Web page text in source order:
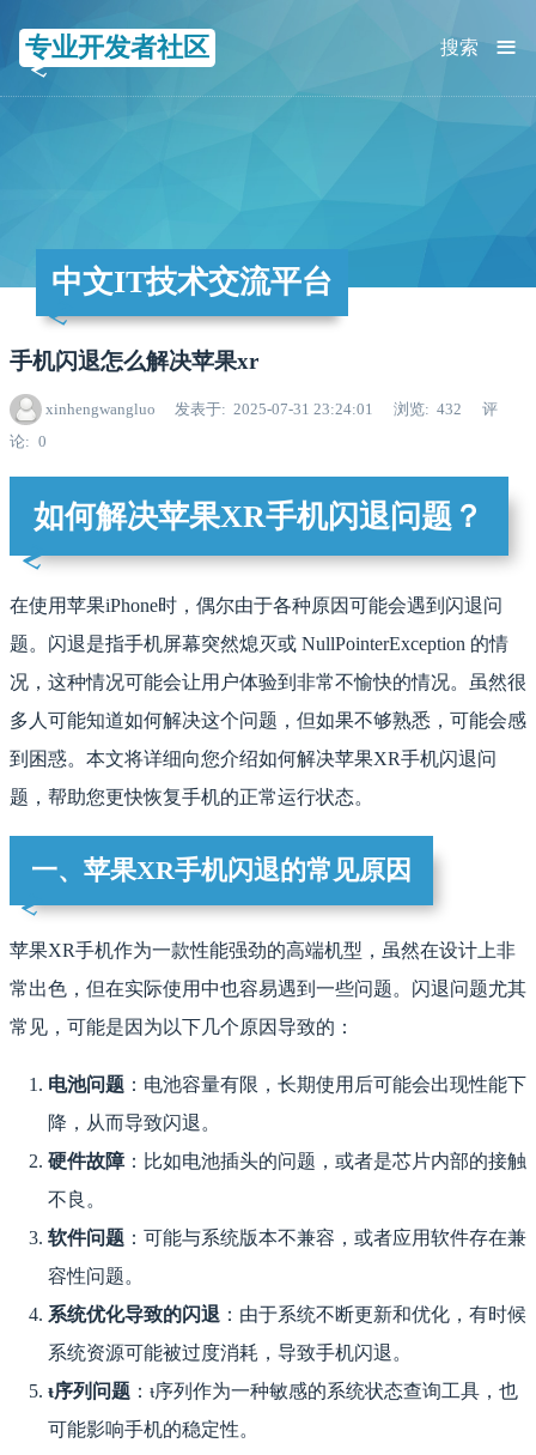
专业开发者社区 ≡
搜索
中文IT技术交流平台
手机闪退怎么解决苹果xr
xinhengwangluo 发表于 2025-07-31 23:24:01 浏览 432
评
论
0
如何解决苹果XR手机闪退问题？
在使用苹果iPhone时，偶尔由于各种原因可能会遇到闪退问
题。闪退是指手机屏幕突然熄灭或 NullPointerException 的情
况，这种情况可能会让用户体验到非常不愉快的情况。虽然很
多人可能知道如何解决这个问题，但如果不够熟悉，可能会感
到困惑。本文将详细向您介绍如何解决苹果XR手机闪退问
题，帮助您更快恢复手机的正常运行状态。
一、苹果XR手机闪退的常见原因
苹果XR手机作为一款性能强劲的高端机型，虽然在设计上非
常出色，但在实际使用中也容易遇到一些问题。闪退问题尤其
常见，可能是因为以下几个原因导致的：
电池问题 ：电池容量有限，长期使用后可能会出现性能下
降，从而导致闪退。
硬件故障：比如电池插头的问题，或者是芯片内部的接触
不良。
软件问题 ：可能与系统版本不兼容，或者应用软件存在兼
容性问题。
系统优化导致的闪退 ：由于系统不断更新和优化，有时候
系统资源可能被过度消耗，导致手机闪退。
ᵼ序列问题 ：ᵼ序列作为一种敏感的系统状态查询工具，也
可能影响手机的稳定性。